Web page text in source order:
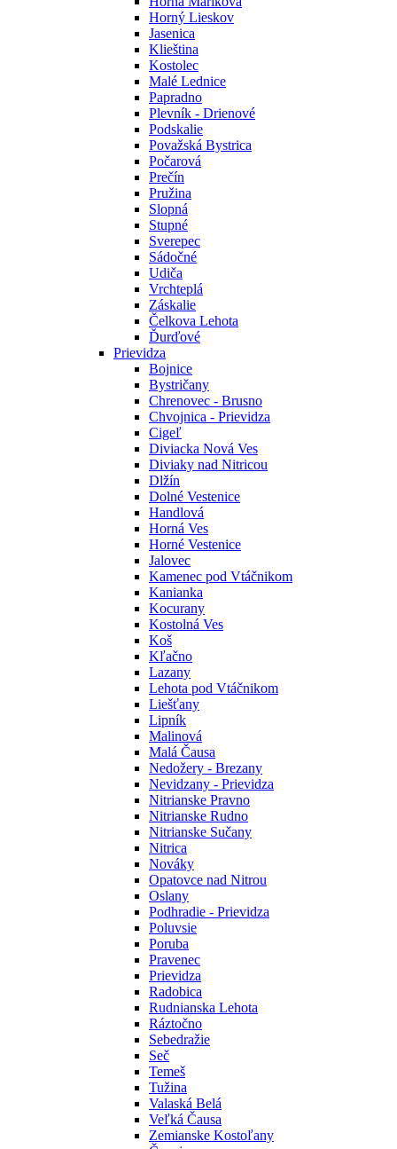
Horný Lieskov
Jasenica
Klieština
Kostolec
Malé Lednice
Papradno
Plevník - Drienové
Podskalie
Považská Bystrica
Počarová
Prečín
Pružina
Slopná
Stupné
Sverepec
Sádočné
Udiča
Vrchteplá
Záskalie
Čelkova Lehota
Ďurďové
Prievidza
Bojnice
Bystričany
Chrenovec - Brusno
Chvojnica - Prievidza
Cigeľ
Diviacka Nová Ves
Diviaky nad Nitricou
Dlžín
Dolné Vestenice
Handlová
Horná Ves
Horné Vestenice
Jalovec
Kamenec pod Vtáčnikom
Kanianka
Kocurany
Kostolná Ves
Koš
Kľačno
Lazany
Lehota pod Vtáčnikom
Liešťany
Lipník
Malinová
Malá Čausa
Nedožery - Brezany
Nevidzany - Prievidza
Nitrianske Pravno
Nitrianske Rudno
Nitrianske Sučany
Nitrica
Nováky
Opatovce nad Nitrou
Oslany
Podhradie - Prievidza
Poluvsie
Poruba
Pravenec
Prievidza
Radobica
Rudnianska Lehota
Ráztočno
Sebedražie
Seč
Temeš
Tužina
Valaská Belá
Veľká Čausa
Zemianske Kostoľany